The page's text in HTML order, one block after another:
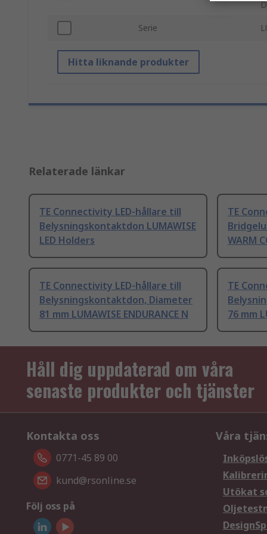
Serie
Hitta liknande produkter
Relaterade länkar
TE Connectivity LED-hållare till
Belysningskontaktdon LUMAWISE
LED Holders
TE
WARM
TE Connectivity LED-hållare till
Belysningskontaktdon, Diameter
81 mm LUMAWISE ENDURANCE N
TE
76 mm
Håll dig uppdaterad om våra
senaste produkter och tjänster
Kontakta oss
0771-45 89 00
kund@rsonline.se
Följ oss på
Våra
Utökat